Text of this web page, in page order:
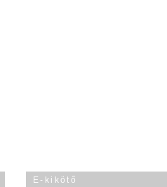
E-kikötő